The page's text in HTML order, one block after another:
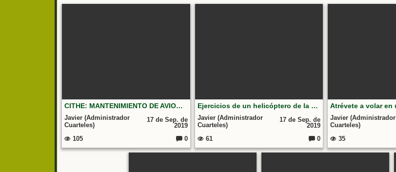
CITHE: MANTENIMIENTO DE AVIONES
Javier (Administrador
Cuarteles)
17 de Sep. de
2019
105
o
0
Ejercicios de un helicóptero de la 10ª Escuadrilla de Aeronaves
Javier (Administrador
Cuarteles)
17 de Sep. de
2019
61
o
0
Javier (Administrador
Cuarteles)
35